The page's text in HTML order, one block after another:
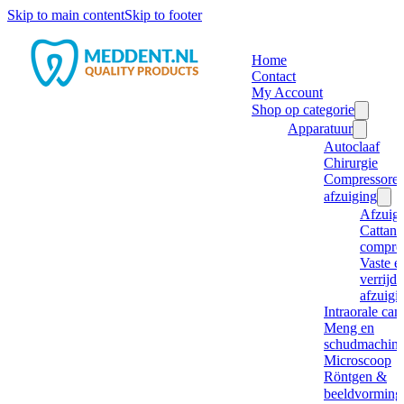
Skip to main contentSkip to footer
Home
Contact
My Account
Shop op categorie
Apparatuur
Autoclaaf
Chirurgie
afzuiging
Cattani
Vaste
Intraorale
Meng en
Microscoop
Röntgen &
beeldvorming